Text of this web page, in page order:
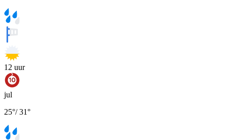
12 uur
jul
25°/31°